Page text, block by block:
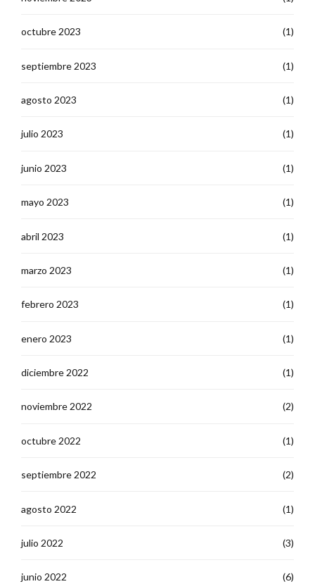
octubre 2023 (1)
septiembre 2023 (1)
agosto 2023 (1)
julio 2023 (1)
junio 2023 (1)
mayo 2023 (1)
abril 2023 (1)
marzo 2023 (1)
febrero 2023 (1)
enero 2023 (1)
diciembre 2022 (1)
noviembre 2022 (2)
octubre 2022 (1)
septiembre 2022 (2)
agosto 2022 (1)
julio 2022 (3)
junio 2022 (6)